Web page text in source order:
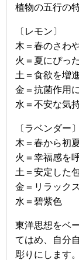
植物の五行の
〔レモン〕
木＝春のさわ
火＝夏にぴっ
土＝食欲を増
金＝抗菌作用
水＝不安な気
〔ラベンダー〕
木＝春から初
火＝幸福感を
土＝安定した
金＝リラック
水＝碧紫色
東洋思想をベ
てはめ、自分
彫りにします。